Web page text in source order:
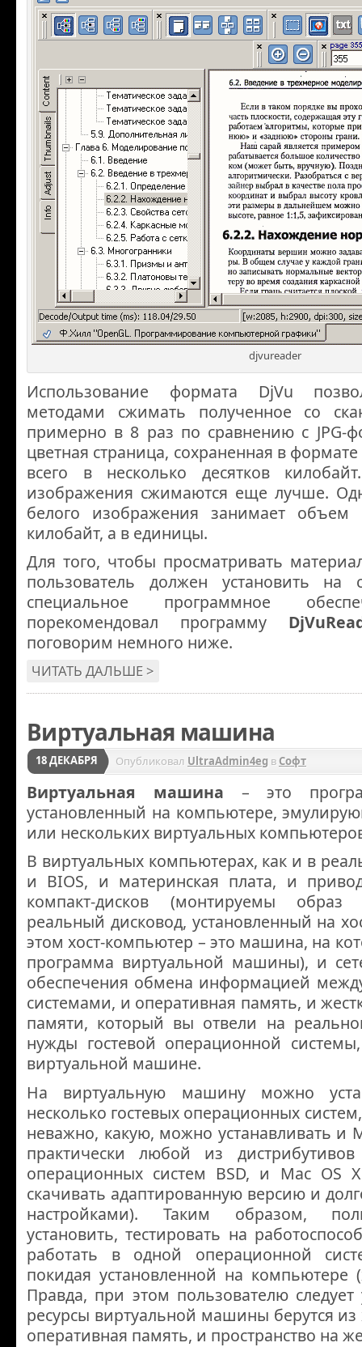
djvureader
Использование формата DjVu
методами сжимать полученное со
примерно в 8 раз по сравнению с JPG-
цветная страница, сохраненная в
всего в несколько десятков
изображения сжимаются еще лучше.
белого изображения занимает
килобайт, а в единицы.
Для того, чтобы просматривать
пользователь должен установить на
специальное программное
порекомендовал программу
поговорим немного ниже.
ЧИТАТЬ ДАЛЬШЕ >
Виртуальная машина
18 ДЕКАБРЯ Опубликовал UltraAdmin4eg в Софт
Виртуальная машина – это
установленный на компьютере,
или нескольких виртуальных
В виртуальных компьютерах, как и в
и BIOS, и материнская плата, и
компакт-дисков (монтируемы
реальный дисковод, установленный на
этом хост-компьютер – это машина, на
программа виртуальной машины), и
обеспечения обмена информацией
системами, и оперативная память, и
памяти, который вы отвели на
нужды гостевой операционной
виртуальной машине.
На виртуальную машину можно
несколько гостевых операционных
неважно, какую, можно устанавливать и
практически любой из
операционных систем BSD, и Mac OS
скачивать адаптированную версию и
настройками). Таким образом,
установить, тестировать на
работать в одной операционной
покидая установленной на компьютере
Правда, при этом пользователю следует
ресурсы виртуальной машины берутся
оперативная память, и пространство на